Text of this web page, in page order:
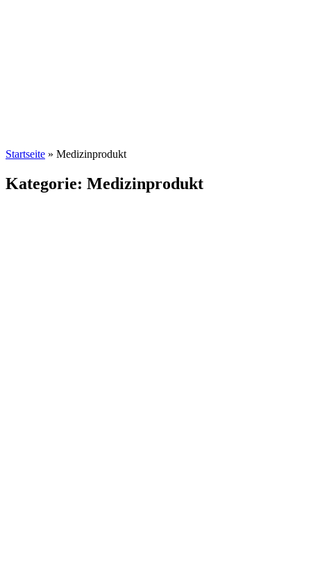
Startseite » Medizinprodukt
Kategorie: Medizinprodukt